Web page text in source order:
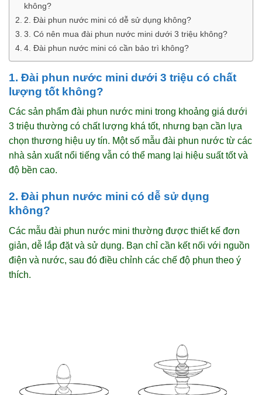
không?
2. Đài phun nước mini có dễ sử dụng không?
3. Có nên mua đài phun nước mini dưới 3 triệu không?
4. Đài phun nước mini có cần bảo trì không?
1. Đài phun nước mini dưới 3 triệu có chất
lượng tốt không?
Các sản phẩm đài phun nước mini trong khoảng giá dưới
3 triệu thường có chất lượng khá tốt, nhưng bạn cần lựa
chọn thương hiệu uy tín. Một số mẫu đài phun nước từ các
nhà sản xuất nổi tiếng vẫn có thể mang lại hiệu suất tốt và
độ bền cao.
2. Đài phun nước mini có dễ sử dụng
không?
Các mẫu đài phun nước mini thường được thiết kế đơn
giản, dễ lắp đặt và sử dụng. Bạn chỉ cần kết nối với nguồn
điện và nước, sau đó điều chỉnh các chế độ phun theo ý
thích.